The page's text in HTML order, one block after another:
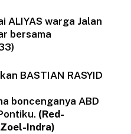
ALIYAS warga Jalan
bersama
BASTIAN RASYID
boncenganya ABD
(Red-
Indra)